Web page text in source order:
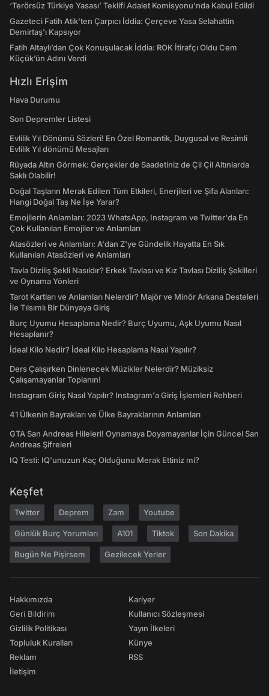
‘Terörsüz Türkiye Yasası’ Teklifi Adalet Komisyonu'nda Kabul Edildi
Gazeteci Fatih Atik'ten Çarpıcı İddia: Çerçeve Yasa Selahattin
Demirtaş'ı Kapsıyor
Fatih Altaylı’dan Çok Konuşulacak İddia: ROK İtirafçı Oldu Cem
Küçük’ün Adını Verdi
Hızlı Erişim
Hava Durumu
Son Depremler Listesi
Evlilik Yıl Dönümü Sözleri! En Özel Romantik, Duygusal ve Resimli
Evlilik Yıl dönümü Mesajları
Rüyada Altın Görmek: Gerçekler de Saadetiniz de Çil Çil Altınlarda
Saklı Olabilir!
Doğal Taşların Merak Edilen Tüm Etkileri, Enerjileri ve Şifa Alanları:
Hangi Doğal Taş Ne İşe Yarar?
Emojilerin Anlamları: 2023 WhatsApp, Instagram ve Twitter'da En
Çok Kullanılan Emojiler ve Anlamları
Atasözleri ve Anlamları: A'dan Z'ye Gündelik Hayatta En Sık
Kullanılan Atasözleri ve Anlamları
Tavla Diziliş Şekli Nasıldır? Erkek Tavlası ve Kız Tavlası Diziliş Şekilleri
ve Oynama Yönleri
Tarot Kartları ve Anlamları Nelerdir? Majör ve Minör Arkana Desteleri
İle Tılsımlı Bir Dünyaya Giriş
Burç Uyumu Hesaplama Nedir? Burç Uyumu, Aşk Uyumu Nasıl
Hesaplanır?
İdeal Kilo Nedir? İdeal Kilo Hesaplama Nasıl Yapılır?
Ders Çalışırken Dinlenecek Müzikler Nelerdir? Müziksiz
Çalışamayanlar Toplanın!
Instagram Giriş Nasıl Yapılır? Instagram'a Giriş İşlemleri Rehberi
41 Ülkenin Bayrakları ve Ülke Bayraklarının Anlamları
GTA San Andreas Hileleri! Oynamaya Doyamayanlar İçin Güncel San
Andreas Şifreleri
IQ Testi: IQ'unuzun Kaç Olduğunu Merak Ettiniz mi?
Keşfet
Twitter Deprem Zam Youtube
Günlük Burç Yorumları A101 Tiktok Son Dakika
Bugün Ne Pişirsem Gezilecek Yerler
Hakkımızda
Geri Bildirim
Gizlilik Politikası
Topluluk Kuralları
Reklam
İletişim
Kariyer
Kullanıcı Sözleşmesi
Yayın İlkeleri
Künye
RSS